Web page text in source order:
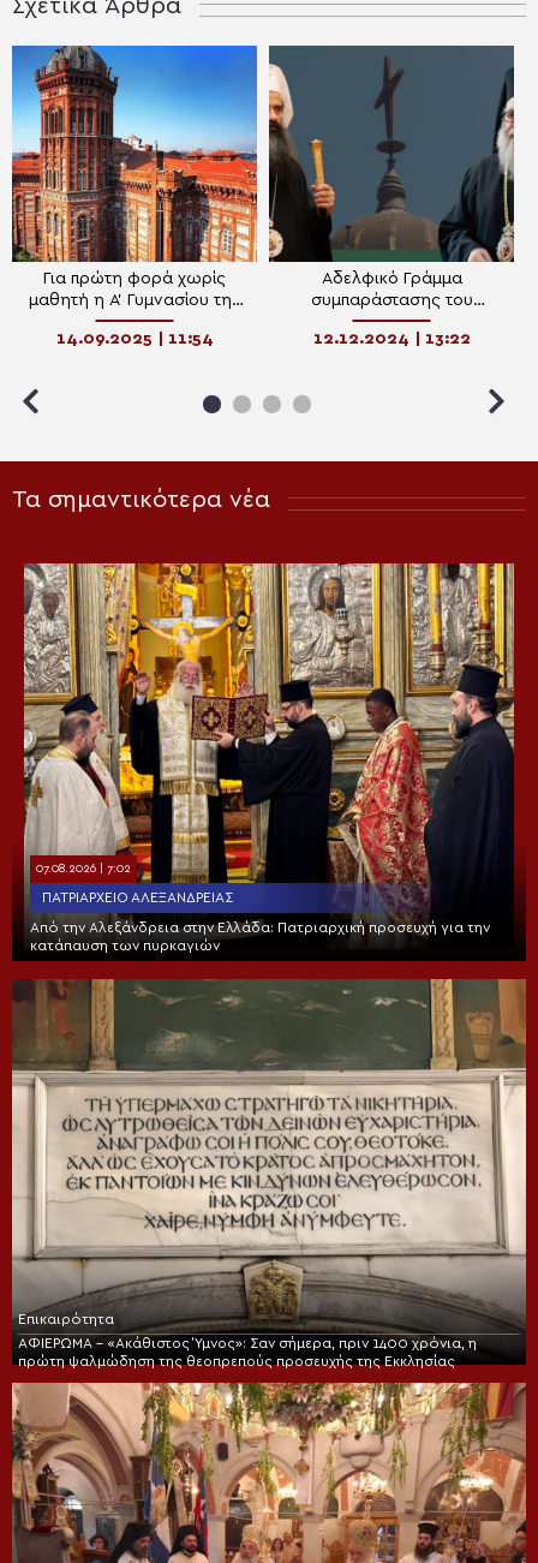
Σχετικά Άρθρα
Για πρώτη φορά χωρίς
μαθητή η Α’ Γυμνασίου της
Πατριαρχικής Μεγάλης του
Γένους Σχολή
14.09.2025 | 11:54
Αδελφικό Γράμμα
συμπαράστασης του
Βουλγαρίας Δανιήλ προς
Αντιοχείας Ιωάννη
12.12.2024 | 13:22
Τα σημαντικότερα νέα
07.08.2026 | 7:02
ΠΑΤΡΙΑΡΧΕΊΟ ΑΛΕΞΑΝΔΡΕΊΑΣ
Από την Αλεξάνδρεια στην Ελλάδα: Πατριαρχική προσευχή για την
κατάπαυση των πυρκαγιών
Επικαιρότητα
ΑΦΙΕΡΩΜΑ – «Ακάθιστος Ύμνος»: Σαν σήμερα, πριν 1400 χρόνια, η
πρώτη ψαλμώδηση της θεοπρεπούς προσευχής της Εκκλησίας